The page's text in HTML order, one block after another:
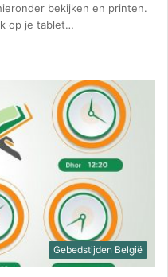
bekijken en printen.
op je tablet…
Gebedstijden België